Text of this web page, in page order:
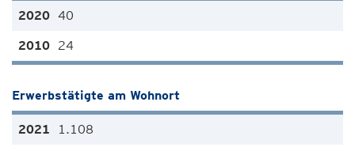
40
24
Erwerbstätigte am Wohnort
1.108